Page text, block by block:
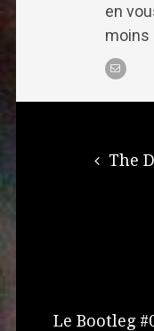
en
moins
The
Le Bootleg